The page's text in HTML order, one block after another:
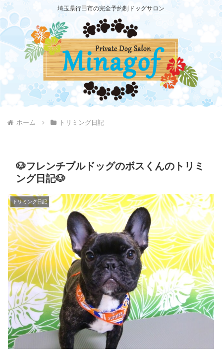
埼玉県行田市の完全予約制ドッグサロン
ホーム トリミング日記
🐶フレンチブルドッグのボスくんのトリミ
ング日記🐶
トリミング日記